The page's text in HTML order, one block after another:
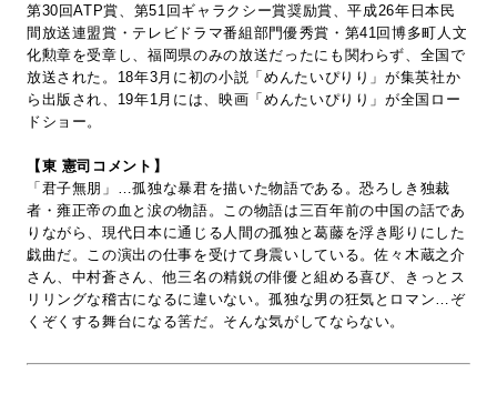
第30回ATP賞、第51回ギャラクシー賞奨励賞、平成26年日本民
間放送連盟賞・テレビドラマ番組部門優秀賞・第41回博多町人文
化勲章を受章し、福岡県のみの放送だったにも関わらず、全国で
放送された。18年3月に初の小説「めんたいぴりり」が集英社か
ら出版され、19年1月には、映画「めんたいぴりり」が全国ロー
ドショー。
【東 憲司コメント】
「君子無朋」…孤独な暴君を描いた物語である。恐ろしき独裁
者・雍正帝の血と涙の物語。この物語は三百年前の中国の話であ
りながら、現代日本に通じる人間の孤独と葛藤を浮き彫りにした
戯曲だ。この演出の仕事を受けて身震いしている。佐々木蔵之介
さん、中村蒼さん、他三名の精鋭の俳優と組める喜び、きっとス
リリングな稽古になるに違いない。孤独な男の狂気とロマン…ぞ
くぞくする舞台になる筈だ。そんな気がしてならない。